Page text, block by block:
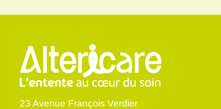
23 Avenue François Verdier